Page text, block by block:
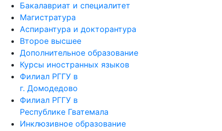
Бакалавриат и специалитет
Магистратура
Аспирантура и докторантура
Второе высшее
Дополнительное образование
Курсы иностранных языков
Филиал РГГУ в
г. Домодедово
Филиал РГГУ в
Республике Гватемала
Инклюзивное образование